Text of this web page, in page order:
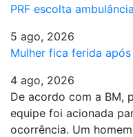
PRF escolta
5 ago, 2026
Mulher fica ferida
4 ago, 2026
De acordo com a BM,
equipe foi acionada
ocorrência. Um